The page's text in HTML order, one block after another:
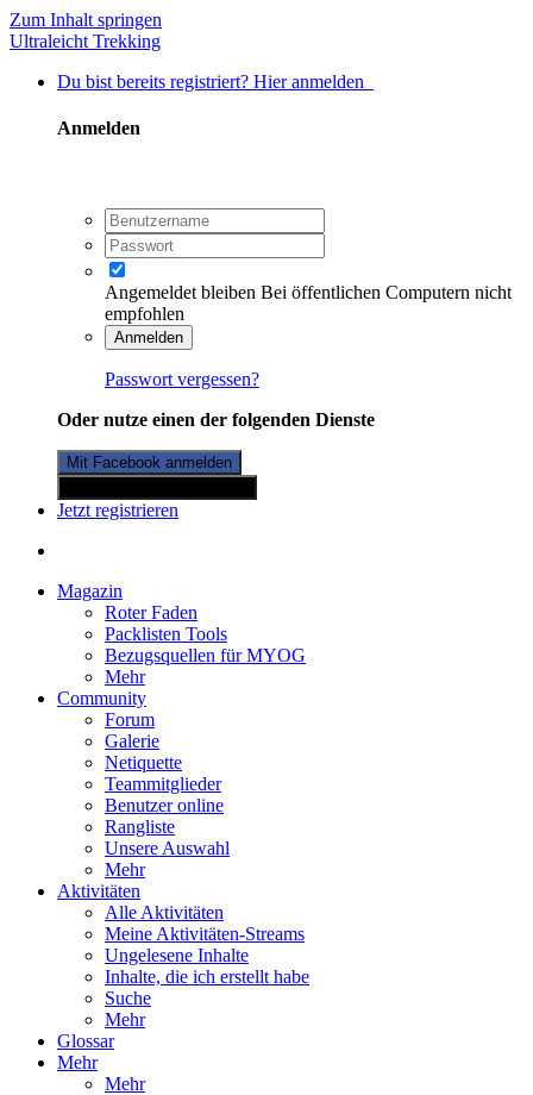
Zum Inhalt springen
Ultraleicht Trekking
Du bist bereits registriert? Hier anmelden
Anmelden
Angemeldet bleiben Bei öffentlichen Computern nicht
empfohlen
Anmelden
Passwort vergessen?
Oder nutze einen der folgenden Dienste
Mit Facebook anmelden
Jetzt registrieren
Magazin
Roter Faden
Packlisten Tools
Bezugsquellen für MYOG
Mehr
Community
Forum
Galerie
Netiquette
Teammitglieder
Benutzer online
Rangliste
Unsere Auswahl
Mehr
Aktivitäten
Alle Aktivitäten
Meine Aktivitäten-Streams
Ungelesene Inhalte
Inhalte, die ich erstellt habe
Suche
Mehr
Glossar
Mehr
Mehr